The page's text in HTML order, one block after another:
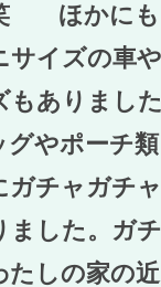
ほかにも
サイズの車
ありまし
グやポーチ
ガチャガチ
ました。ガ
たしの家の